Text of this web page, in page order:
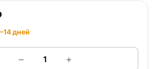
дней
Количество товара KRAUSE
− +